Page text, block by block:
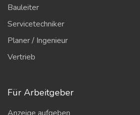
Bauleiter
Servicetechniker
Planer / Ingenieur
Vertrieb
Für Arbeitgeber